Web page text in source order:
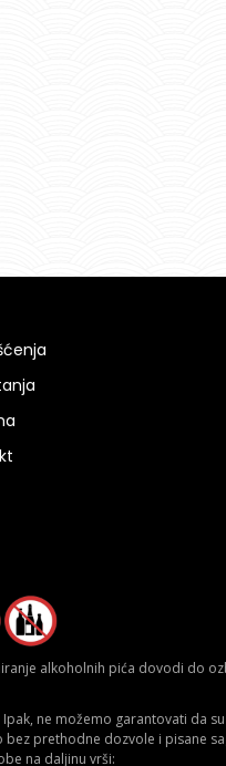
alkoholnih pića dovodi do
ne možemo garantovati
prethodne dozvole i pisane
na daljinu vrši: